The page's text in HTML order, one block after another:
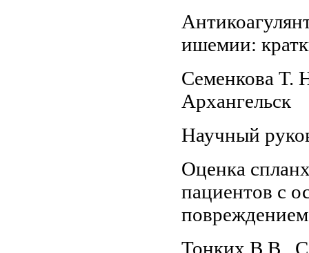
ишемии:
Семенкова
Архангельск
Научный
Оценка
пациентов с
Тонких В.В.,